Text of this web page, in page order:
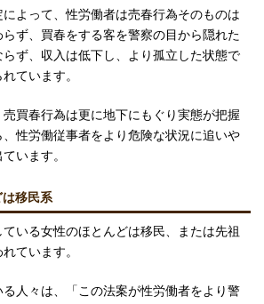
よって、性労働者は売春行為そのものは
ず、買春をする客を警察の目から隠れた
ず、収入は低下し、より孤立した状態で
ています。
買春行為は更に地下にもぐり実態が把握
、性労働従事者をより危険な状況に追いや
います。
移民系
いる女性のほとんどは移民、または先祖
ています。
人々は、「この法案が性労働者をより警